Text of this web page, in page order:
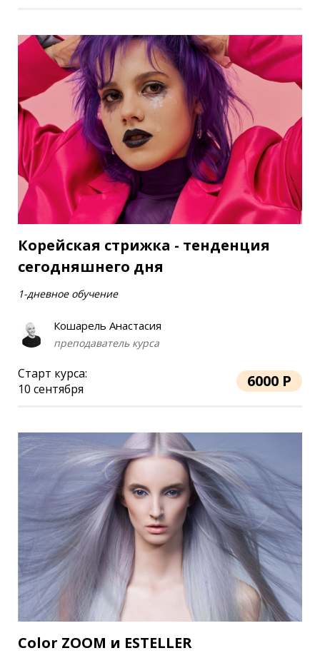
Корейская стрижка - тенденция
сегодняшнего дня
1-дневное обучение
Кошарель Анастасия
преподаватель курса
Старт курса:
10 сентября
6000 Р
Color ZOOM и ESTELLER